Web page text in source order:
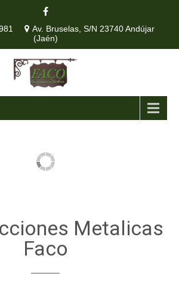
Av. Bruselas, S/N 23740 Andújar
(Jaén)
Metalicas
Faco